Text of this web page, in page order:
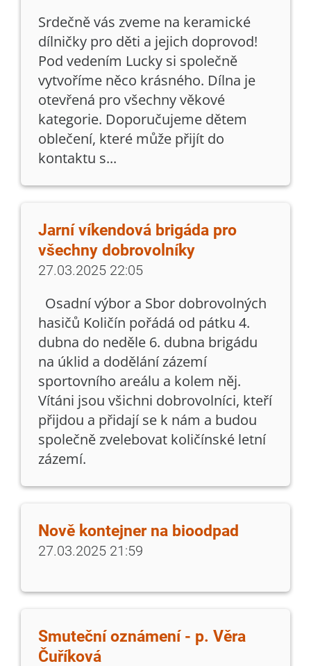
Srdečně vás zveme na keramické
dílničky pro děti a jejich doprovod!
Pod vedením Lucky si společně
vytvoříme něco krásného. Dílna je
otevřená pro všechny věkové
kategorie. Doporučujeme dětem
oblečení, které může přijít do
kontaktu s...
Jarní víkendová brigáda pro
všechny dobrovolníky
27.03.2025 22:05
Osadní výbor a Sbor dobrovolných
hasičů Količín pořádá od pátku 4.
dubna do neděle 6. dubna brigádu
na úklid a dodělání zázemí
sportovního areálu a kolem něj.
Vítáni jsou všichni dobrovolníci, kteří
přijdou a přidají se k nám a budou
společně zvelebovat količínské letní
zázemí.
Nově kontejner na bioodpad
27.03.2025 21:59
Smuteční oznámení - p. Věra
Čuříková